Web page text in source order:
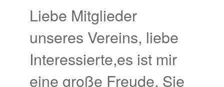
Liebe Mitglieder
unseres Vereins, liebe
Interessierte,es ist mir
eine große Freude, Sie